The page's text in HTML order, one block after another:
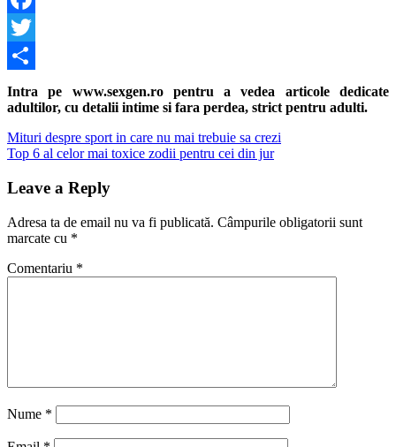
Facebook
Twitter
Share
Intra pe www.sexgen.ro pentru a vedea articole dedicate
adultilor, cu detalii intime si fara perdea, strict pentru adulti.
Navigare
în
articole
Previous
Post:
Mituri despre sport in care nu mai trebuie sa crezi
Next
Top 6 al celor mai toxice zodii pentru cei din jur
Leave a Reply
Adresa ta de email nu va fi publicată. Câmpurile obligatorii sunt
marcate cu *
Comentariu *
Nume *